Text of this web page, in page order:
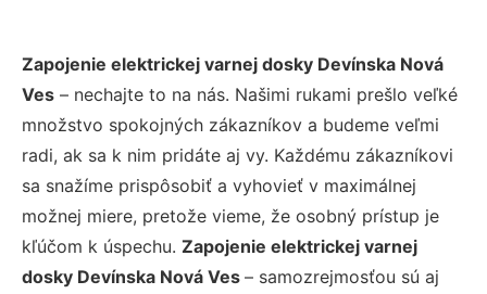
Zapojenie elektrickej varnej dosky Devínska Nová
Ves – nechajte to na nás. Našimi rukami prešlo veľké
množstvo spokojných zákazníkov a budeme veľmi
radi, ak sa k nim pridáte aj vy. Každému zákazníkovi
sa snažíme prispôsobiť a vyhovieť v maximálnej
možnej miere, pretože vieme, že osobný prístup je
kľúčom k úspechu. Zapojenie elektrickej varnej
dosky Devínska Nová Ves – samozrejmosťou sú aj